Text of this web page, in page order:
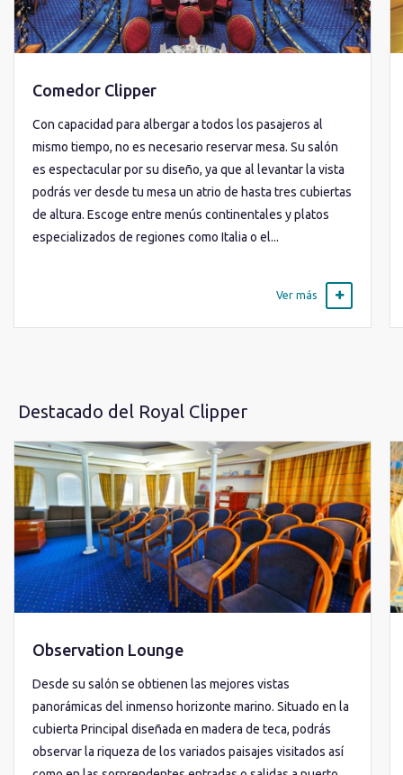
Comedor Clipper
Con capacidad para albergar a todos los pasajeros al
mismo tiempo, no es necesario reservar mesa. Su salón
es espectacular por su diseño, ya que al levantar la vista
podrás ver desde tu mesa un atrio de hasta tres cubiertas
de altura. Escoge entre menús continentales y platos
especializados de regiones como Italia o el...
Ver más
Destacado del Royal Clipper
Observation Lounge
Desde su salón se obtienen las mejores vistas
panorámicas del inmenso horizonte marino. Situado en la
cubierta Principal diseñada en madera de teca, podrás
observar la riqueza de los variados paisajes visitados así